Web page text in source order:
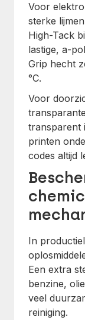
Voor
sterke
High-Tack
lastige, a-
Grip hecht
°C.
Voor
transparent
printen
codes altijd
In
Een extra
benzine,
veel
reiniging.